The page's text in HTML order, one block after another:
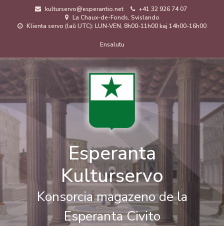
kulturservo@esperantio.net
+41 32 926 74 07
La Chaux-de-Fonds, Svislando
Klienta servo (laŭ UTC): LUN-VEN, 8h00-11h00 kaj 14h00-16h00
de
uzanto
Ensalutu
Esperanta
Kulturservo
Konsorcia magazeno de la
Esperanta Civito